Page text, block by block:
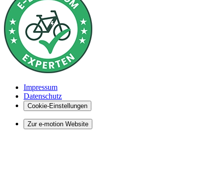
Impressum
Datenschutz
Cookie-Einstellungen
Zur e-motion Website